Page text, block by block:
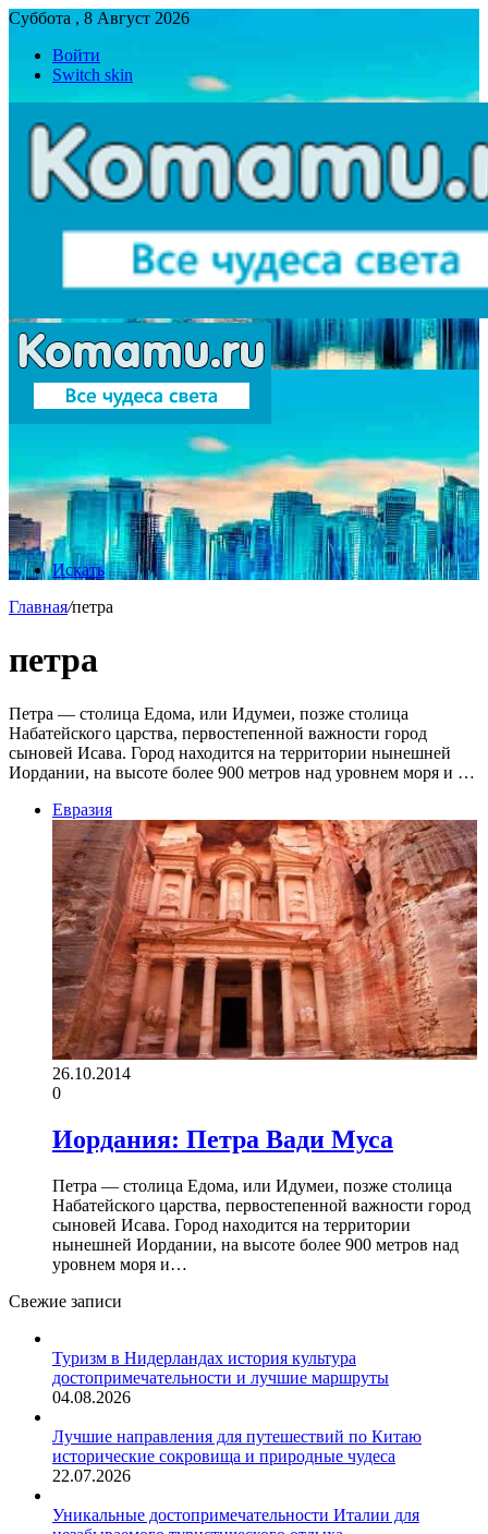
Суббота , 8 Август 2026
Войти
Switch skin
Искать
Главная/петра
петра
Петра — столица Едома, или Идумеи, позже столица
Набатейского царства, первостепенной важности город
сыновей Исава. Город находится на территории нынешней
Иордании, на высоте более 900 метров над уровнем моря и …
Евразия
26.10.2014
0
Иордания: Петра Вади Муса
Петра — столица Едома, или Идумеи, позже столица
Набатейского царства, первостепенной важности город
сыновей Исава. Город находится на территории
нынешней Иордании, на высоте более 900 метров над
уровнем моря и…
Свежие записи
Туризм в Нидерландах история культура
достопримечательности и лучшие маршруты
04.08.2026
Лучшие направления для путешествий по Китаю
исторические сокровища и природные чудеса
22.07.2026
Уникальные достопримечательности Италии для